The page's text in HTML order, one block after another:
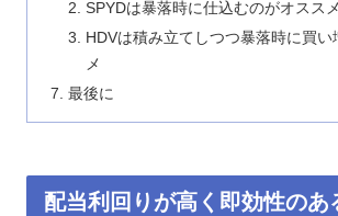
SPYDは暴落時に仕込むのがオススメ
HDVは積み立てしつつ暴落時に買い
メ
最後に
配当利回りが高く即効性のあ